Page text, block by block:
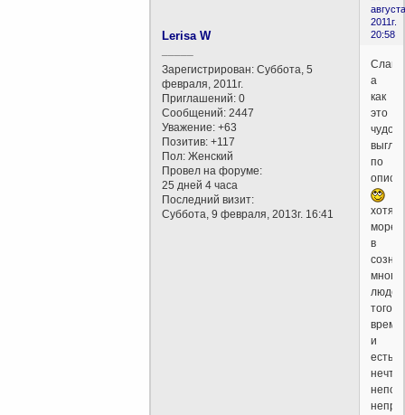
2011г.
20:58
Lerisa W
Зарегистрирован: Суббота, 5
февраля, 2011г.
Приглашений: 0
Сообщений: 2447
Уважение: +63
Позитив: +117
Пол: Женский
Провел на форуме:
25 дней 4 часа
Последний визит:
Суббота, 9 февраля, 2013г. 16:41
Слав,
а
как
это
по
хотя
море,
в
многих
людей
того
и
есть
нечто